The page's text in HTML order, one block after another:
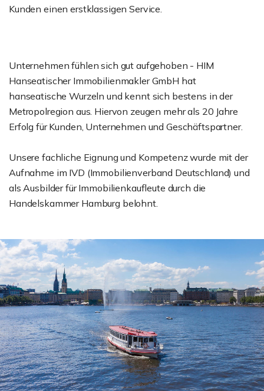
Kunden einen erstklassigen Service.
Unternehmen fühlen sich gut aufgehoben - HIM
Hanseatischer Immobilienmakler GmbH hat
hanseatische Wurzeln und kennt sich bestens in der
Metropolregion aus. Hiervon zeugen mehr als 20 Jahre
Erfolg für Kunden, Unternehmen und Geschäftspartner.
Unsere fachliche Eignung und Kompetenz wurde mit der
Aufnahme im IVD (Immobilienverband Deutschland) und
als Ausbilder für Immobilienkaufleute durch die
Handelskammer Hamburg belohnt.